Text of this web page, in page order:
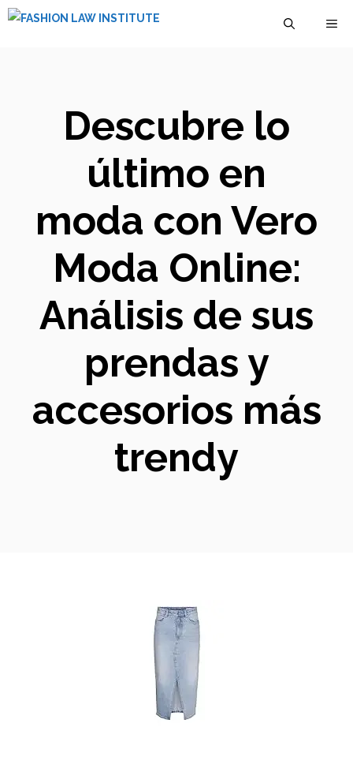
Saltar
Descubre lo
último en
moda con Vero
Moda Online:
Análisis de sus
prendas y
accesorios más
trendy